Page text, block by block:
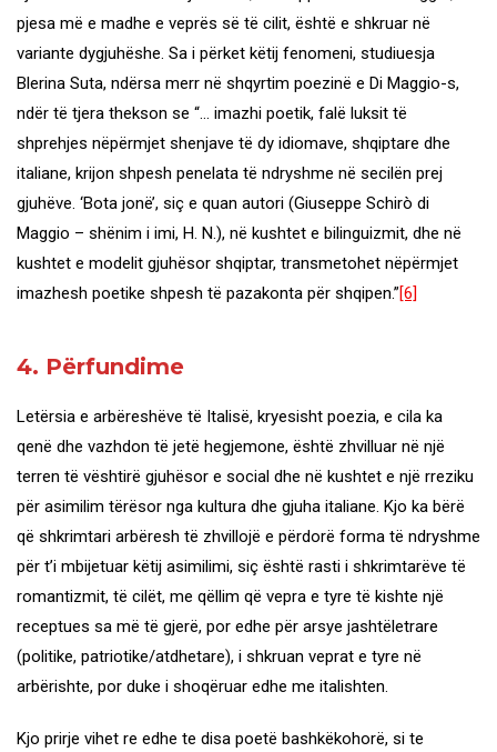
pjesa më e madhe e veprës së të cilit, është e shkruar në
variante dygjuhëshe. Sa i përket këtij fenomeni, studiuesja
Blerina Suta, ndërsa merr në shqyrtim poezinë e Di Maggio-s,
ndër të tjera thekson se “… imazhi poetik, falë luksit të
shprehjes nëpërmjet shenjave të dy idiomave, shqiptare dhe
italiane, krijon shpesh penelata të ndryshme në secilën prej
gjuhëve. ‘Bota jonë’, siç e quan autori (Giuseppe Schirò di
Maggio – shënim i imi, H. N.), në kushtet e bilinguizmit, dhe në
kushtet e modelit gjuhësor shqiptar, transmetohet nëpërmjet
imazhesh poetike shpesh të pazakonta për shqipen.”[6]
4. Përfundime
Letërsia e arbëreshëve të Italisë, kryesisht poezia, e cila ka
qenë dhe vazhdon të jetë hegjemone, është zhvilluar në një
terren të vështirë gjuhësor e social dhe në kushtet e një rreziku
për asimilim tërësor nga kultura dhe gjuha italiane. Kjo ka bërë
që shkrimtari arbëresh të zhvillojë e përdorë forma të ndryshme
për t’i mbijetuar këtij asimilimi, siç është rasti i shkrimtarëve të
romantizmit, të cilët, me qëllim që vepra e tyre të kishte një
receptues sa më të gjerë, por edhe për arsye jashtëletrare
(politike, patriotike/atdhetare), i shkruan veprat e tyre në
arbërishte, por duke i shoqëruar edhe me italishten.
Kjo prirje vihet re edhe te disa poetë bashkëkohorë, si te